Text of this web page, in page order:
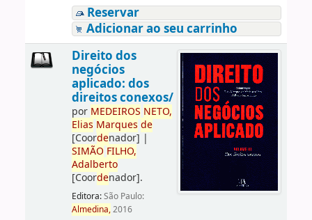
Reservar
Adicionar ao seu carrinho
Direito dos
negócios
aplicado: dos
direitos conexos/
por MEDEIROS NETO,
Elias Marques de
[Coordenador] |
SIMÃO FILHO,
Adalberto
[Coordenador].
Editora:São Paulo:
Almedina,2016